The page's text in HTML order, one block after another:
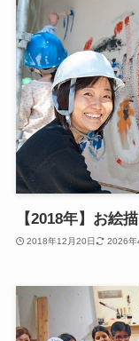
【2018年】お絵
2018年12月20日 2026年